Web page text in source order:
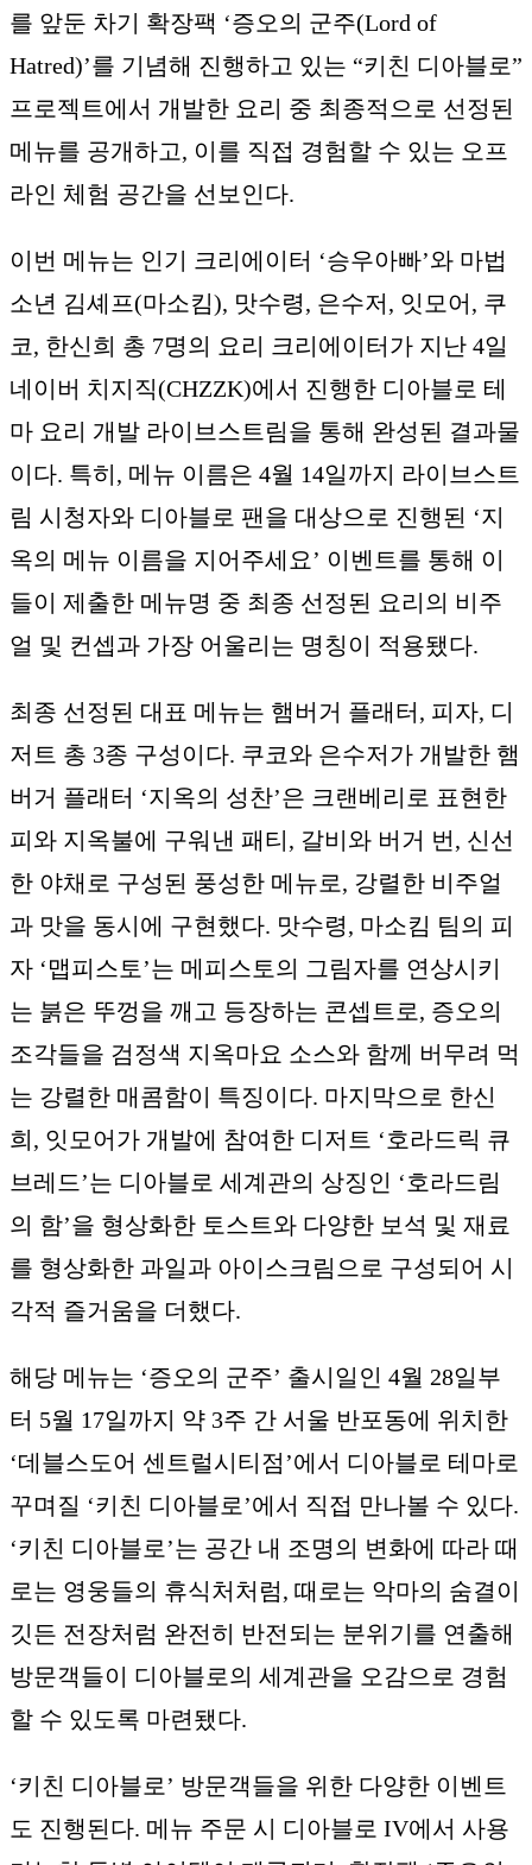
를 앞둔 차기 확장팩 ‘증오의 군주(Lord of
Hatred)’를 기념해 진행하고 있는 “키친 디아블로”
프로젝트에서 개발한 요리 중 최종적으로 선정된
메뉴를 공개하고, 이를 직접 경험할 수 있는 오프
라인 체험 공간을 선보인다.
이번 메뉴는 인기 크리에이터 ‘승우아빠’와 마법
소년 김셰프(마소킴), 맛수령, 은수저, 잇모어, 쿠
코, 한신희 총 7명의 요리 크리에이터가 지난 4일
네이버 치지직(CHZZK)에서 진행한 디아블로 테
마 요리 개발 라이브스트림을 통해 완성된 결과물
이다. 특히, 메뉴 이름은 4월 14일까지 라이브스트
림 시청자와 디아블로 팬을 대상으로 진행된 ‘지
옥의 메뉴 이름을 지어주세요’ 이벤트를 통해 이
들이 제출한 메뉴명 중 최종 선정된 요리의 비주
얼 및 컨셉과 가장 어울리는 명칭이 적용됐다.
최종 선정된 대표 메뉴는 햄버거 플래터, 피자, 디
저트 총 3종 구성이다. 쿠코와 은수저가 개발한 햄
버거 플래터 ‘지옥의 성찬’은 크랜베리로 표현한
피와 지옥불에 구워낸 패티, 갈비와 버거 번, 신선
한 야채로 구성된 풍성한 메뉴로, 강렬한 비주얼
과 맛을 동시에 구현했다. 맛수령, 마소킴 팀의 피
자 ‘맵피스토’는 메피스토의 그림자를 연상시키
는 붉은 뚜껑을 깨고 등장하는 콘셉트로, 증오의
조각들을 검정색 지옥마요 소스와 함께 버무려 먹
는 강렬한 매콤함이 특징이다. 마지막으로 한신
희, 잇모어가 개발에 참여한 디저트 ‘호라드릭 큐
브레드’는 디아블로 세계관의 상징인 ‘호라드림
의 함’을 형상화한 토스트와 다양한 보석 및 재료
를 형상화한 과일과 아이스크림으로 구성되어 시
각적 즐거움을 더했다.
해당 메뉴는 ‘증오의 군주’ 출시일인 4월 28일부
터 5월 17일까지 약 3주 간 서울 반포동에 위치한
‘데블스도어 센트럴시티점’에서 디아블로 테마로
꾸며질 ‘키친 디아블로’에서 직접 만나볼 수 있다.
‘키친 디아블로’는 공간 내 조명의 변화에 따라 때
로는 영웅들의 휴식처처럼, 때로는 악마의 숨결이
깃든 전장처럼 완전히 반전되는 분위기를 연출해
방문객들이 디아블로의 세계관을 오감으로 경험
할 수 있도록 마련됐다.
‘키친 디아블로’ 방문객들을 위한 다양한 이벤트
도 진행된다. 메뉴 주문 시 디아블로 IV에서 사용